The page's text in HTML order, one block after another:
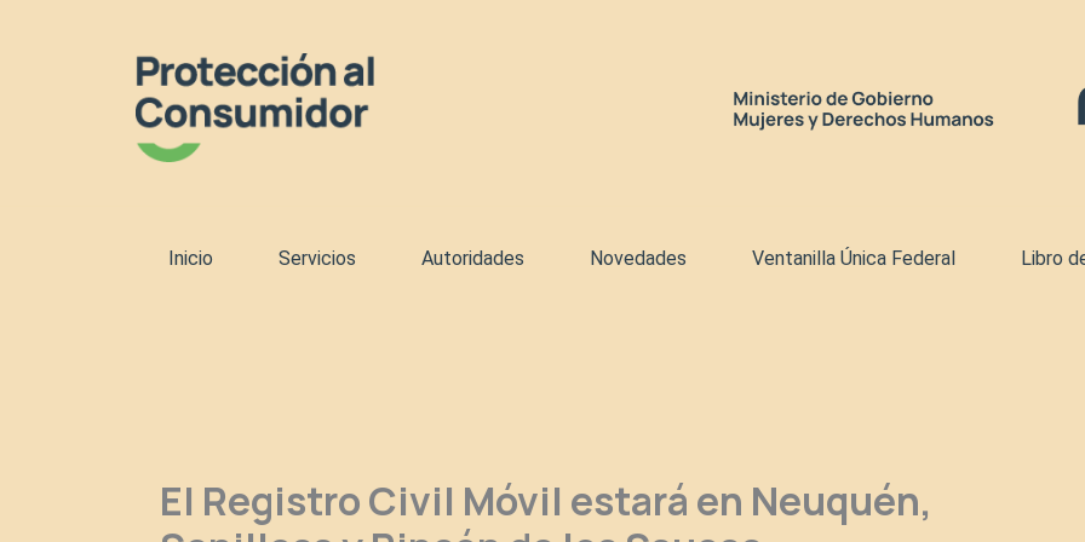
Inicio Servicios Autoridades Novedades Ventanilla Única Federal Libro
El Registro Civil Móvil estará en Neuquén,